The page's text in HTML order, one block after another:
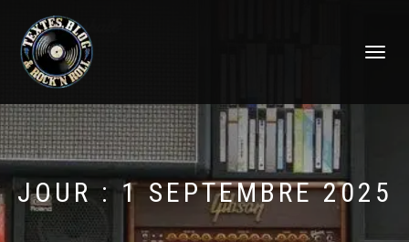
DÉPLIER
JOUR : 1 SEPTEMBRE 2025